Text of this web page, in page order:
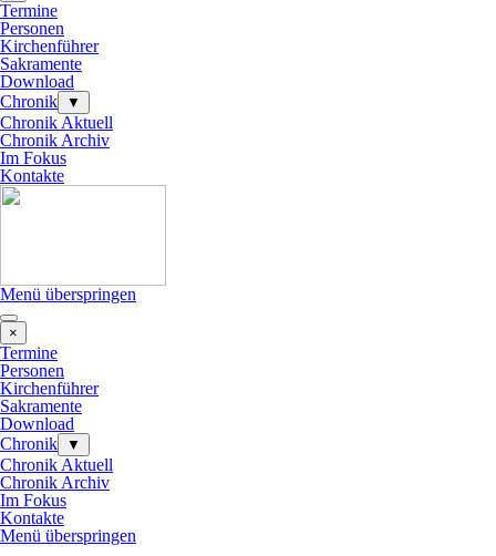
Termine
Personen
Kirchenführer
Sakramente
Download
Chronik
▼
Chronik Aktuell
Chronik Archiv
Im Fokus
Kontakte
Menü überspringen
×
Termine
Personen
Kirchenführer
Sakramente
Download
Chronik
▼
Chronik Aktuell
Chronik Archiv
Im Fokus
Kontakte
Menü überspringen